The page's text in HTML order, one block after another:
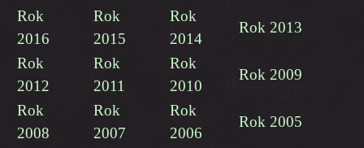
Rok
2016
Rok
2015
Rok
2014
Rok 2013
Rok
2012
Rok
2011
Rok
2010
Rok 2009
Rok
2008
Rok
2007
Rok
2006
Rok 2005